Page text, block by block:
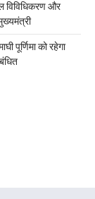
विविधिकरण और
पूर्णिमा को रहेगा